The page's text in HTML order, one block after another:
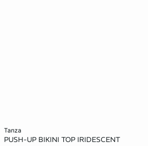
tanza
PUSH-UP BIKINI TOP IRIDESCENT